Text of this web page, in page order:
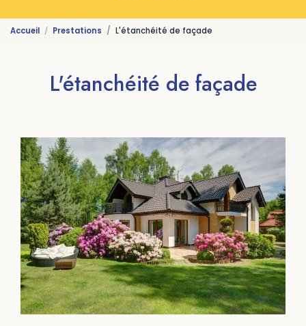
Accueil Prestations L'étanchéité de façade
L'étanchéité de façade